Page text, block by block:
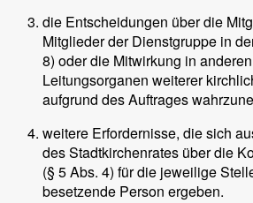
die Entscheidungen über die
Mitglieder der Dienstgruppe in
8) oder die Mitwirkung in
Leitungsorganen weiterer
aufgrund des Auftrages
weitere Erfordernisse, die sich
des Stadtkirchenrates über die
(§ 5 Abs. 4) für die jeweilige
besetzende Person ergeben.